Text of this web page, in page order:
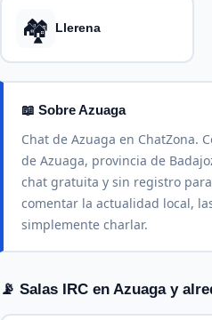
🏘️ Llerena
📖 Sobre Azuaga
Chat de Azuaga en ChatZona.
de Azuaga, provincia de
chat gratuita y sin registro
comentar la actualidad local,
simplemente charlar.
📡 Salas IRC en Azuaga y